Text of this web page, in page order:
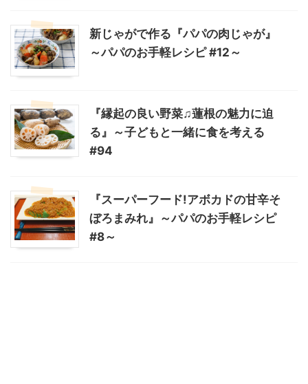
新じゃがで作る『パパの肉じゃが』
～パパのお手軽レシピ #12～
『縁起の良い野菜♫蓮根の魅力に迫
る』～子どもと一緒に食を考える
#94
『スーパーフード!アボカドの甘辛そ
ぼろまみれ』～パパのお手軽レシピ
#8～